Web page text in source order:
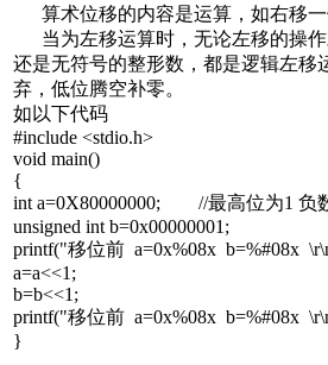
算术位移的内容是运算，如右移一
当为左移运算时，无论左移的操作
还是无符号的整形数，都是逻辑左移
弃，低位腾空补零。
如以下代码
#include <stdio.h>
void main()
{
int a=0X80000000; //最高位为1 负
unsigned int b=0x00000001;
printf("移位前 a=0x%08x b=%#08x
a=a<<1;
b=b<<1;
printf("移位前 a=0x%08x b=%#08x
}